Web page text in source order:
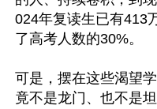
024年复读生已有413
了高考人数的30%。
可是，摆在这些渴望
竟不是龙门、也不是